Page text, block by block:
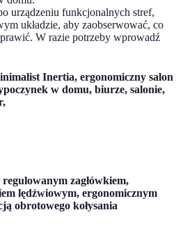
urządzeniu funkcjonalnych stref,
układzie, aby zaobserwować, co
W razie potrzeby wprowadź
Inertia, ergonomiczny salon
w domu, biurze, salonie,
zagłówkiem,
lędźwiowym, ergonomicznym
obrotowego kołysania